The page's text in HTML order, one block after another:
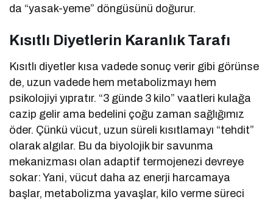
da “yasak-yeme” döngüsünü doğurur.
Kısıtlı Diyetlerin Karanlık Tarafı
Kısıtlı diyetler kısa vadede sonuç verir gibi görünse
de, uzun vadede hem metabolizmayı hem
psikolojiyi yıpratır. “3 günde 3 kilo” vaatleri kulağa
cazip gelir ama bedelini çoğu zaman sağlığımız
öder. Çünkü vücut, uzun süreli kısıtlamayı “tehdit”
olarak algılar. Bu da biyolojik bir savunma
mekanizması olan adaptif termojenezi devreye
sokar: Yani, vücut daha az enerji harcamaya
başlar, metabolizma yavaşlar, kilo verme süreci